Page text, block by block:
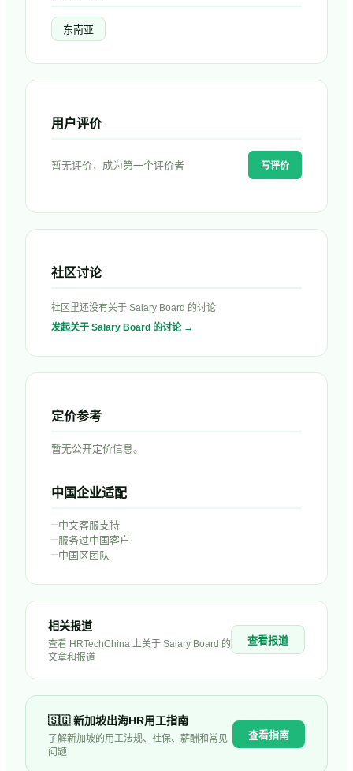
东南亚
用户评价
暂无评价，成为第一个评价者 写评价
社区讨论
社区里还没有关于 Salary Board 的讨论
发起关于 Salary Board 的讨论 →
定价参考
暂无公开定价信息。
中国企业适配
–中文客服支持
–服务过中国客户
–中国区团队
相关报道
查看 HRTechChina 上关于 Salary Board 的
文章和报道
查看报道
🇸🇬 新加坡出海HR用工指南
了解新加坡的用工法规、社保、薪酬和常见
问题
查看指南